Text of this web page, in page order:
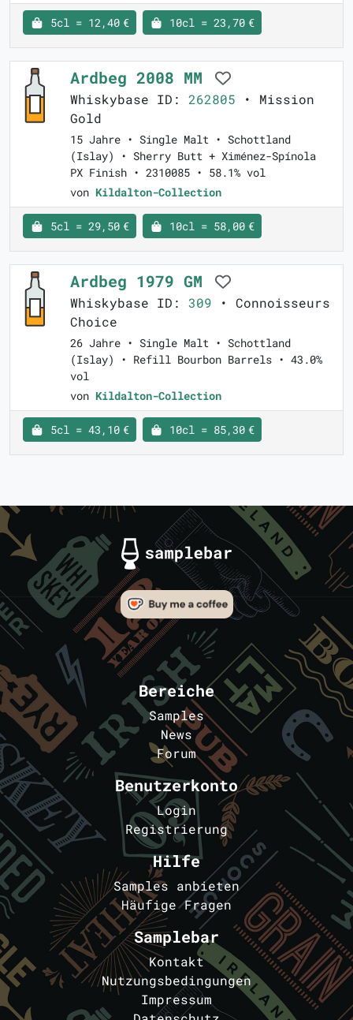
5cl = 12,40 € 10cl = 23,70 €
Ardbeg 2008 MM
Whiskybase ID: 262805 • Mission
Gold
15 Jahre • Single Malt • Schottland
(Islay) • Sherry Butt + Ximénez-Spínola
PX Finish • 2310085 • 58.1% vol
von Kildalton-Collection
5cl = 29,50 € 10cl = 58,00 €
Ardbeg 1979 GM
Whiskybase ID: 309 • Connoisseurs
Choice
26 Jahre • Single Malt • Schottland
(Islay) • Refill Bourbon Barrels • 43.0%
vol
von Kildalton-Collection
5cl = 43,10 € 10cl = 85,30 €
Bereiche
Samples
News
Forum
Benutzerkonto
Login
Registrierung
Hilfe
Samples anbieten
Häufige Fragen
Samplebar
Kontakt
Nutzungsbedingungen
Impressum